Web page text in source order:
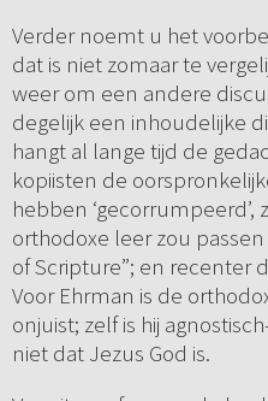
Verder noemt u het
dat is niet zomaar te
weer om een andere
degelijk een inhoudelijke
hangt al lange tijd de
kopiisten de
hebben
orthodoxe leer zou
of Scripture”; en recenter
Voor Ehrman is de
onjuist; zelf is hij
niet dat Jezus God is.